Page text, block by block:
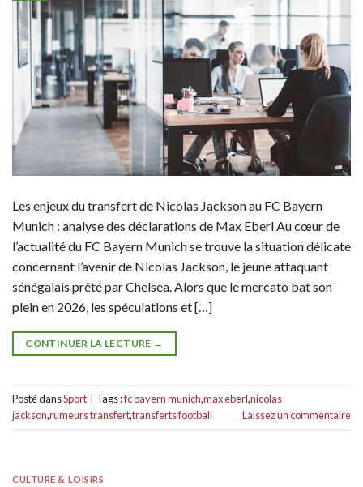
Les enjeux du transfert de Nicolas Jackson au FC Bayern
Munich : analyse des déclarations de Max Eberl Au cœur de
l’actualité du FC Bayern Munich se trouve la situation délicate
concernant l’avenir de Nicolas Jackson, le jeune attaquant
sénégalais prêté par Chelsea. Alors que le mercato bat son
plein en 2026, les spéculations et […]
CONTINUER LA LECTURE →
Posté dansSport Tags :fc bayern munich,max eberl,nicolas
jackson,rumeurs transfert,transferts football Laissez un commentaire
CULTURE & LOISIRS